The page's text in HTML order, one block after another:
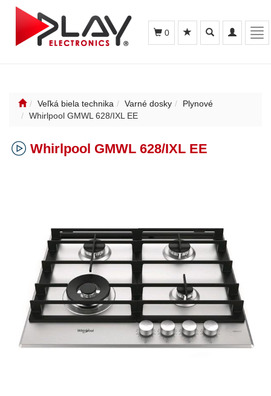
Toggle
navigation
Toggle
search
0
Veľká biela technika Varné dosky
Plynové
Whirlpool GMWL 628/IXL EE
Whirlpool GMWL 628/IXL EE